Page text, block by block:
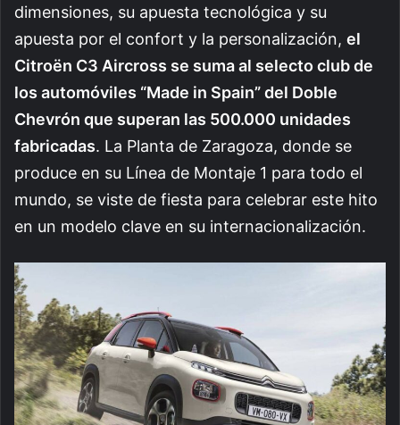
dimensiones, su apuesta tecnológica y su
apuesta por el confort y la personalización, el
Citroën C3 Aircross se suma al selecto club de
los automóviles “Made in Spain” del Doble
Chevrón que superan las 500.000 unidades
fabricadas. La Planta de Zaragoza, donde se
produce en su Línea de Montaje 1 para todo el
mundo, se viste de fiesta para celebrar este hito
en un modelo clave en su internacionalización.